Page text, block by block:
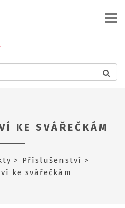
KE SVÁŘEČKÁM
Příslušenství
ke svářečkám